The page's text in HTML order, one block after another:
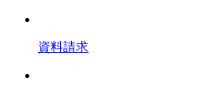
資料請求